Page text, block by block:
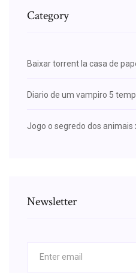
Category
Baixar torrent la casa de
Diario de um vampiro 5
Jogo o segredo dos animais
Newsletter